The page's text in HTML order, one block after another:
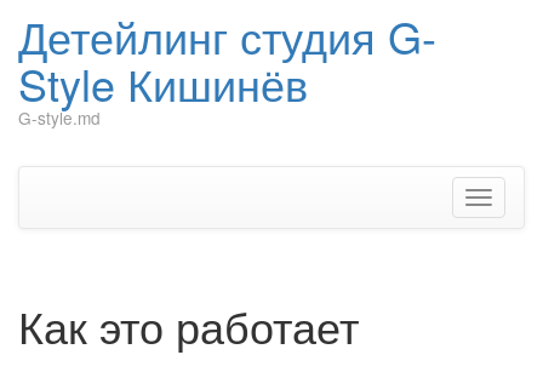
Детейлинг студия G-
Style Кишинёв
G-style.md
Скрыть
Как это работает